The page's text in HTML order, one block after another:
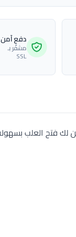
دفع آمن
مشفّر بـ
SSL